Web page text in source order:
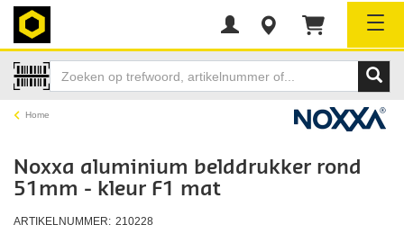
Home
Noxxa aluminium belddrukker rond
51mm - kleur F1 mat
ARTIKELNUMMER: 210228